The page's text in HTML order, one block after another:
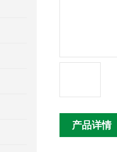
产品详情